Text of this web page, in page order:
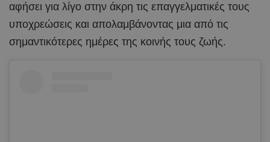
αφήσει για λίγο στην άκρη τις επαγγελματικές τους
υποχρεώσεις και απολαμβάνοντας μια από τις
σημαντικότερες ημέρες της κοινής τους ζωής.